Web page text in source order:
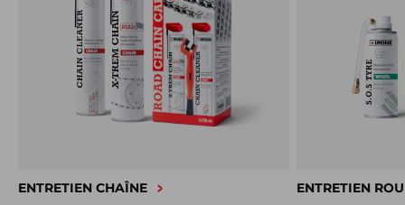
ENTRETIEN CHAÎNE ENTRETIEN